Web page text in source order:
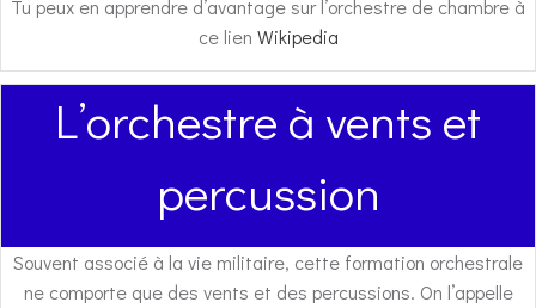
Tu peux en apprendre d’avantage sur l’orchestre de chambre à
ce lien Wikipedia
L’orchestre à vents et
percussion
Souvent associé à la vie militaire, cette formation orchestrale
ne comporte que des vents et des percussions. On l’appelle